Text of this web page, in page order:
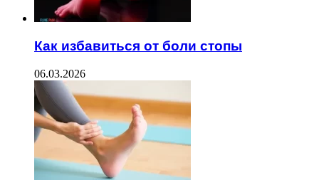
Как избавиться от боли стопы
06.03.2026